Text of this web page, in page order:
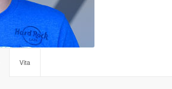
Vita